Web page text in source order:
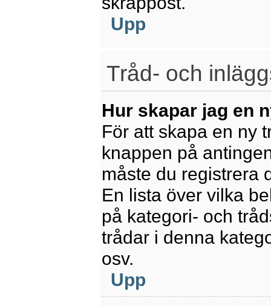
Upp
Tråd- och
Hur skapar jag en
För att skapa en ny
knappen på
måste du registrera
En lista över vilka
på kategori- och
trådar i denna
osv.
Upp